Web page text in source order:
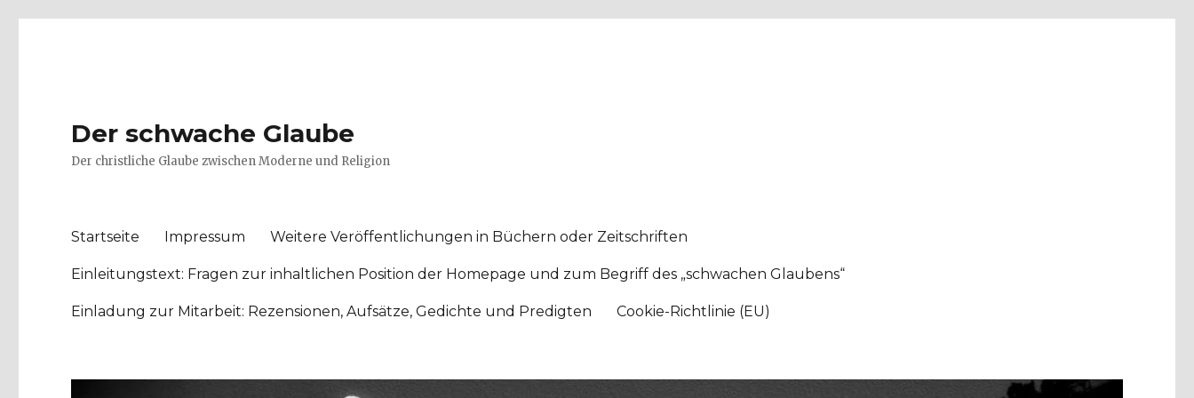
Der schwache Glaube
Der christliche Glaube zwischen Moderne und Religion
Startseite Impressum Weitere Veröffentlichungen in Büchern oder Zeitschriften
Einleitungstext: Fragen zur inhaltlichen Position der Homepage und zum Begriff des „schwachen Glaubens“
Einladung zur Mitarbeit: Rezensionen, Aufsätze, Gedichte und Predigten Cookie-Richtlinie (EU)